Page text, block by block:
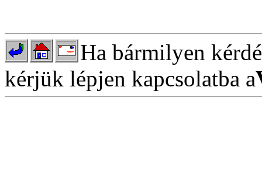
Ha bármilyen
kérjük lépjen kapcsolatba a